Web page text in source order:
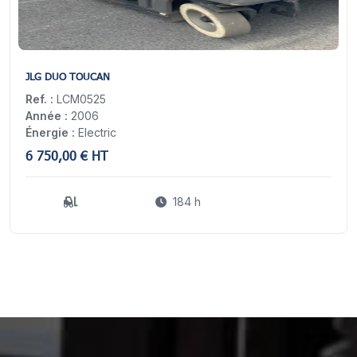
JLG DUO TOUCAN
Ref. : LCM0525
Année : 2006
Énergie : Electric
6 750,00 € HT
184 h